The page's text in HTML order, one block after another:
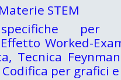
STEM
per
Worked-
Tecnica
per grafici